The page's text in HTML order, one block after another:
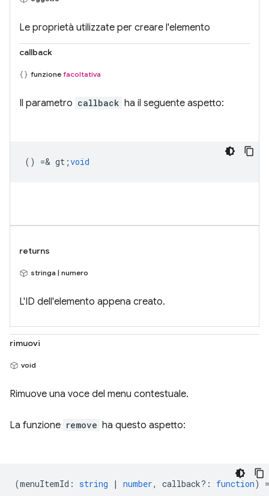
Le proprietà utilizzate per creare l'elemento
callback
funzione facoltativa
Il parametro callback ha il seguente aspetto:
() =& gt;void
returns
stringa | numero
L'ID dell'elemento appena creato.
rimuovi
void
Rimuove una voce del menu contestuale.
La funzione remove ha questo aspetto:
(menuItemId : string | number, callback? : function)